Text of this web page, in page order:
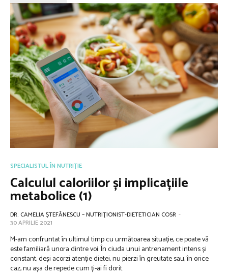
SPECIALISTUL ÎN NUTRIȚIE
Calculul caloriilor și implicațiile
metabolice (1)
DR. CAMELIA ȘTEFĂNESCU – NUTRIŢIONIST-DIETETICIAN COSR -
30 APRILIE 2021
M-am confruntat în ultimul timp cu următoarea situație, ce poate vă
este familiară unora dintre voi. În ciuda unui antrenament intens și
constant, deși acorzi atenție dietei, nu pierzi în greutate sau, în orice
caz, nu așa de repede cum ți-ai fi dorit.